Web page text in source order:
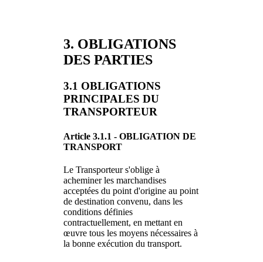
3. OBLIGATIONS
DES PARTIES
3.1 OBLIGATIONS
PRINCIPALES DU
TRANSPORTEUR
Article 3.1.1 - OBLIGATION DE
TRANSPORT
Le Transporteur s'oblige à
acheminer les marchandises
acceptées du point d'origine au point
de destination convenu, dans les
conditions définies
contractuellement, en mettant en
œuvre tous les moyens nécessaires à
la bonne exécution du transport.